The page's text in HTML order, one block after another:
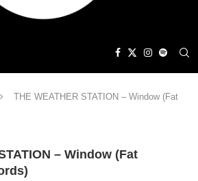
THE WEATHER STATION – Window (Fat
– Window (Fat